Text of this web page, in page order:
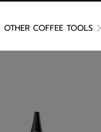
OTHER COFFEE TOOLS